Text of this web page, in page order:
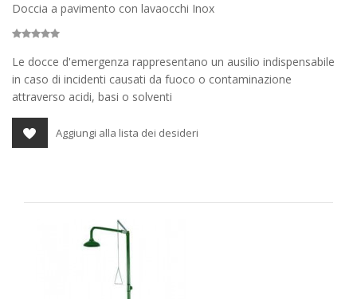
Doccia a pavimento con lavaocchi Inox
Le docce d'emergenza rappresentano un ausilio indispensabile
in caso di incidenti causati da fuoco o contaminazione
attraverso acidi, basi o solventi
Aggiungi alla lista dei desideri